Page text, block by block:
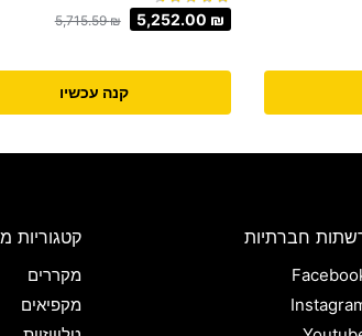
5,715.59₪ 5,252.00 ₪
קנה עכשיו
חברתיות קטגוריות
מקררים
מקפיאים